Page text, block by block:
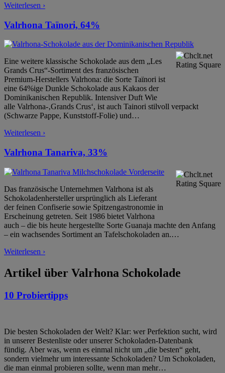
Weiterlesen ›
Valrhona Taïnori, 64%
Eine weitere klassische Schokolade aus dem „Les
Grands Crus“-Sortiment des französischen
Premium-Herstellers Valrhona: die Sorte Taïnori ist
eine 64%ige Dunkle Schokolade aus Kakaos der
Dominikanischen Republik. Intensiver Duft Wie
alle Valrhona-‚Grands Crus‘, ist auch Tainori stilvoll verpackt
(Schwarze Pappe, Kunststoff-Folie) und…
Weiterlesen ›
Valrhona Tanariva, 33%
Das französische Unternehmen Valrhona ist als
Schokoladenhersteller ursprünglich als Lieferant
der feinen Confiserie sowie Spitzengastronomie in
Erscheinung getreten. Seit 1986 bietet Valrhona
auch – die bis heute hergestellte Sorte Guanaja machte den Anfang
– ein wachsendes Sortiment an Tafelschokoladen an.…
Weiterlesen ›
Artikel über Valrhona Schokolade
10 Probiertipps
Die besten Schokoladen der Welt? Klar: wer Perfektion sucht, wird
in unserer Bestenliste oder unserer Schokoladen-Datenbank
fündig. Aber was, wenn es einmal nicht um „die besten“ geht,
sondern vielmehr um interessante Schokoladen? Um Schokoladen,
die man einmal probieren sollte, wenn man mehr…